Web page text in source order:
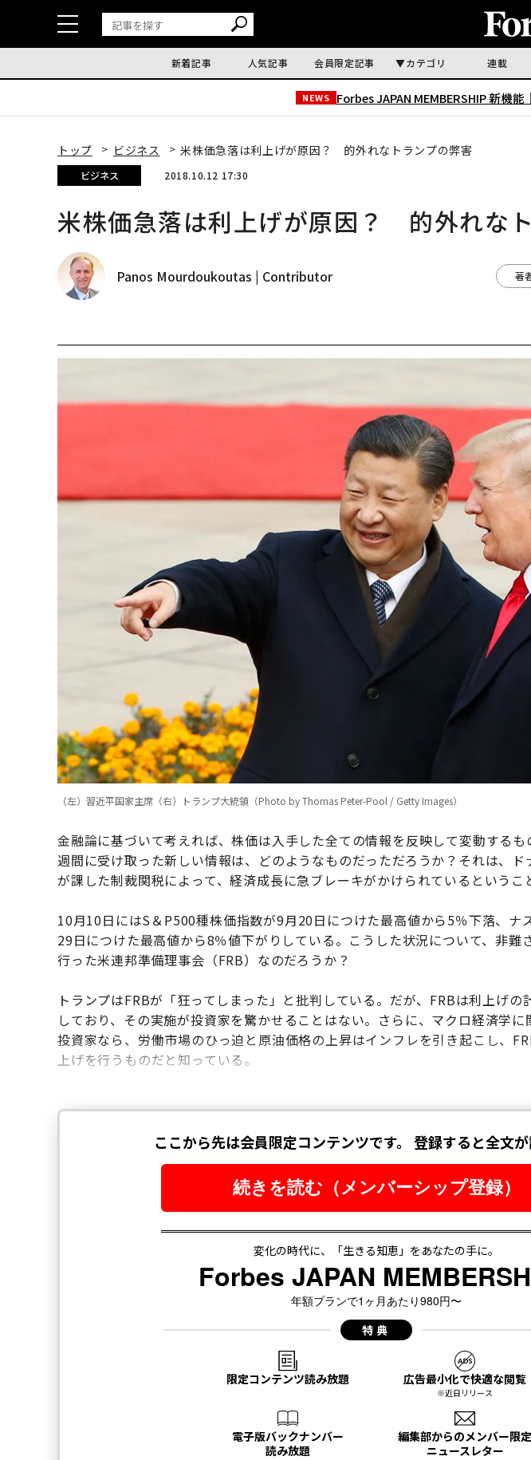
新着記事 人気記事 会員限定記事 カテゴリ 連載
NEWS Forbes JAPAN MEMBERSHIP 新機能｜
トップ ビジネス 米株価急落は利上げが原因？ 的外れなトランプの弊害
ビジネス 2018.10.12 17:30
米株価急落は利上げが原因？ 的外れな
Panos Mourdoukoutas | Contributor 著
（左）習近平国家主席（右）トランプ大統領（Photo by Thomas Peter-Pool / Getty Images）
金融論に基づいて考えれば、株価は入手した全ての情報を反映して変動する
週間に受け取った新しい情報は、どのようなものだっただろうか？それは、
が課した制裁関税によって、経済成長に急ブレーキがかけられているというこ
10月10日にはS＆P500種株価指数が9月20日につけた最高値から5％下落、ナ
29日につけた最高値から8％値下がりしている。こうした状況について、非難
行った米連邦準備理事会（FRB）なのだろうか？
トランプはFRBが「狂ってしまった」と批判している。だが、FRBは利上げの
しており、その実施が投資家を驚かせることはない。さらに、マクロ経済学
投資家なら、労働市場のひっ迫と原油価格の上昇はインフレを引き起こし、
上げを行うものだと知っている。